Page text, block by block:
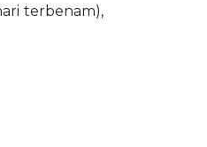
terbenam),